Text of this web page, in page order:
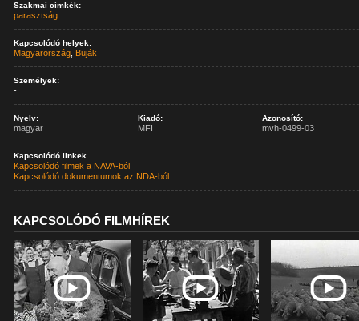
Szakmai címkék:
parasztság
Kapcsolódó helyek:
Magyarország Buják
Személyek:
-
Nyelv:
magyar
Kiadó:
MFI
Azonosító:
mvh-0499-03
Kapcsolódó linkek
Kapcsolódó filmek a NAVA-ból
Kapcsolódó dokumentumok az NDA-ból
KAPCSOLÓDÓ FILMHÍREK